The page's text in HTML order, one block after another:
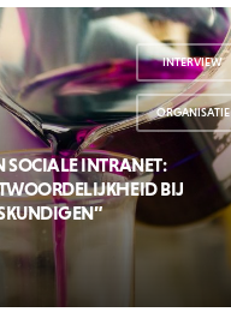
INTERVIEW
,
ORGANISATIE
INTRANET:
BIJ